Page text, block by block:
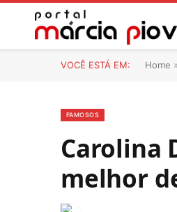
VOCÊ ESTÁ EM: Home »
FAMOSOS
Carolina
melhor